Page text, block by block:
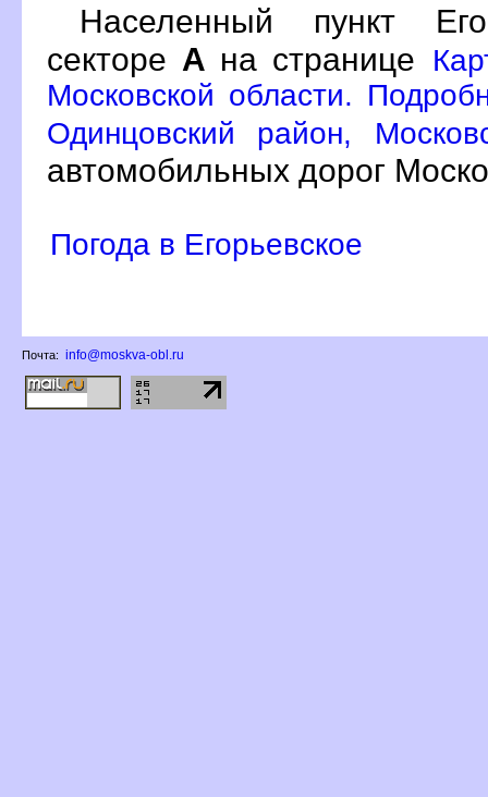
Населенный пункт
секторе А на странице
Московской области.
Одинцовский район,
автомобильных дорог
Погода в Егорьевское
Почта: info@moskva-obl.ru